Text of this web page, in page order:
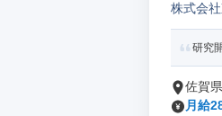
研究開
株式会
研究
佐賀
月給